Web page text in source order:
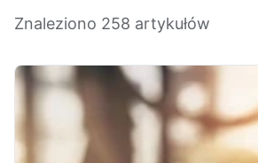
Znaleziono 258 artykułów